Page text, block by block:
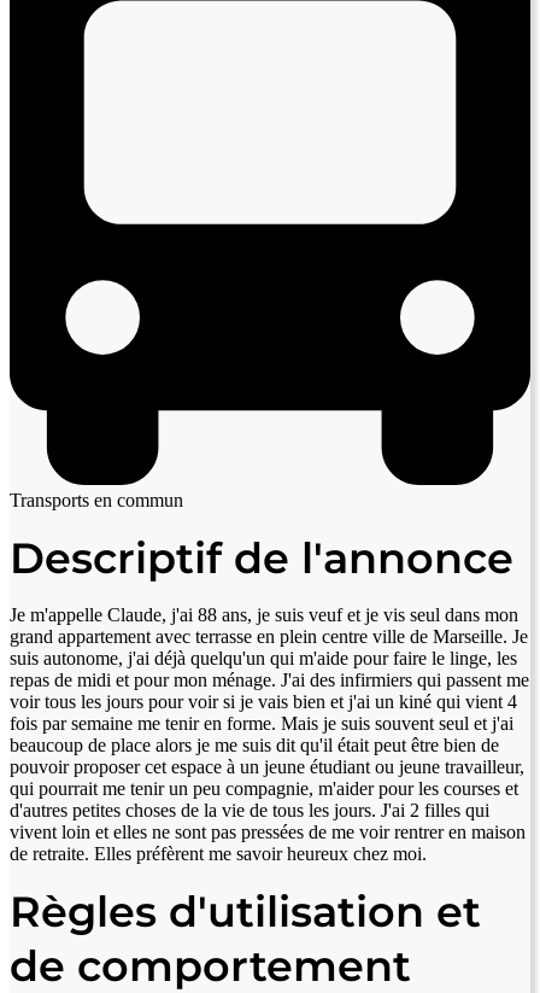
Transports en commun
Descriptif de l'annonce
Je m'appelle Claude, j'ai 88 ans, je suis veuf et je vis seul dans mon
grand appartement avec terrasse en plein centre ville de Marseille. Je
suis autonome, j'ai déjà quelqu'un qui m'aide pour faire le linge, les
repas de midi et pour mon ménage. J'ai des infirmiers qui passent me
voir tous les jours pour voir si je vais bien et j'ai un kiné qui vient 4
fois par semaine me tenir en forme. Mais je suis souvent seul et j'ai
beaucoup de place alors je me suis dit qu'il était peut être bien de
pouvoir proposer cet espace à un jeune étudiant ou jeune travailleur,
qui pourrait me tenir un peu compagnie, m'aider pour les courses et
d'autres petites choses de la vie de tous les jours. J'ai 2 filles qui
vivent loin et elles ne sont pas pressées de me voir rentrer en maison
de retraite. Elles préfèrent me savoir heureux chez moi.
Règles d'utilisation et
de comportement